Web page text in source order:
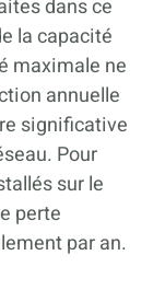
dans ce
la capacité
maximale ne
annuelle
significative
Pour
sur le
perte
par an.